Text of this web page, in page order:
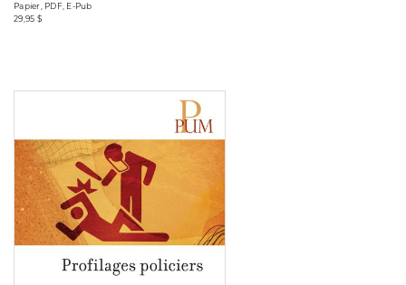
Papier, PDF, E-Pub
29,95 $